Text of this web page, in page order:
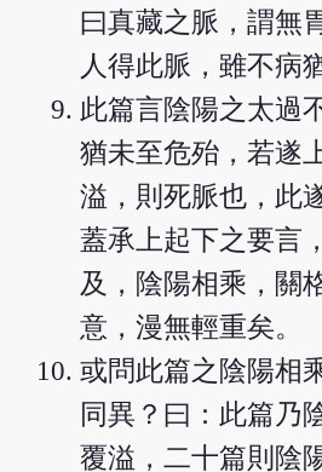
曰真藏之脈，謂無
人得此脈，雖不病
此篇言陰陽之太過
猶未至危殆，若遂
溢，則死脈也，此
蓋承上起下之要言
及，陰陽相乘，關
意，漫無輕重矣。
或問此篇之陰陽相
同異？曰：此篇乃
覆溢，二十篇則陰